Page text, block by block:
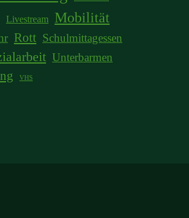
Livestream Mobilität
Rott Schulmittagessen
Unterbarmen
VHS